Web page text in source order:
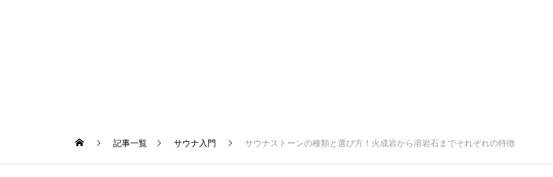
記事一覧 サウナ入門 サウナストーンの種類と選び方！火成岩から溶岩石までそれぞれの特徴